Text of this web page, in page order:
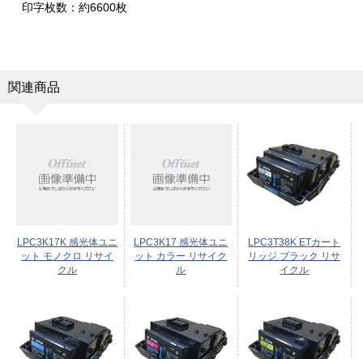
印字枚数：約6600枚
関連商品
LPC3K17K 感光体ユニ
ット モノクロ リサイ
クル
LPC3K17 感光体ユニ
ット カラー リサイク
ル
LPC3T38K ETカート
リッジ ブラック リサ
イクル